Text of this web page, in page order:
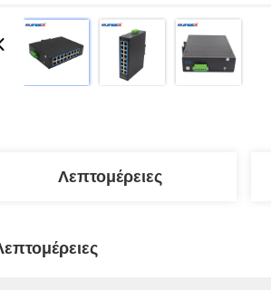
Λεπτομέρειες